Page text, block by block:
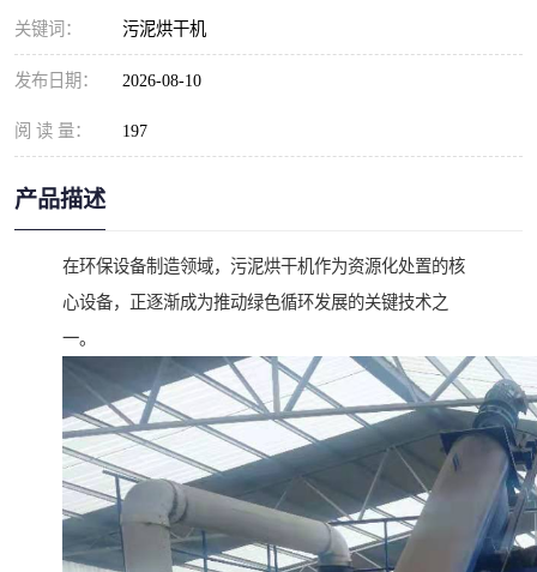
关键词： 污泥烘干机
发布日期： 2026-08-10
阅 读 量： 197
产品描述
在环保设备制造领域，污泥烘干机作为资源化处置的核
心设备，正逐渐成为推动绿色循环发展的关键技术之
一。